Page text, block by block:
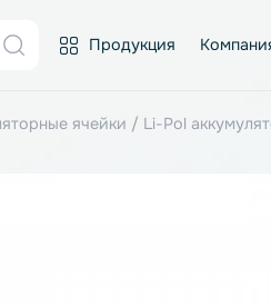
Продукция
ячейки / Li-Pol